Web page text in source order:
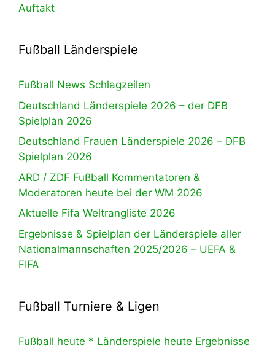
Auftakt
Fußball Länderspiele
Fußball News Schlagzeilen
Deutschland Länderspiele 2026 – der DFB
Spielplan 2026
Deutschland Frauen Länderspiele 2026 – DFB
Spielplan 2026
ARD / ZDF Fußball Kommentatoren &
Moderatoren heute bei der WM 2026
Aktuelle Fifa Weltrangliste 2026
Ergebnisse & Spielplan der Länderspiele aller
Nationalmannschaften 2025/2026 – UEFA &
FIFA
Fußball Turniere & Ligen
Fußball heute * Länderspiele heute Ergebnisse